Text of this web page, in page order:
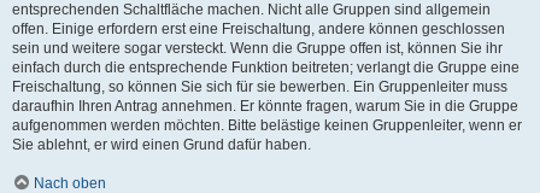
entsprechenden Schaltfläche machen. Nicht alle Gruppen sind allgemein
offen. Einige erfordern erst eine Freischaltung, andere können geschlossen
sein und weitere sogar versteckt. Wenn die Gruppe offen ist, können Sie ihr
einfach durch die entsprechende Funktion beitreten; verlangt die Gruppe eine
Freischaltung, so können Sie sich für sie bewerben. Ein Gruppenleiter muss
daraufhin Ihren Antrag annehmen. Er könnte fragen, warum Sie in die Gruppe
aufgenommen werden möchten. Bitte belästige keinen Gruppenleiter, wenn er
Sie ablehnt, er wird einen Grund dafür haben.
Nach oben